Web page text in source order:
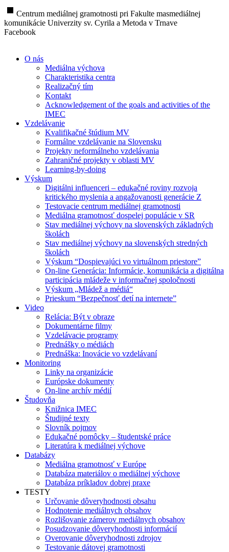
stop Centrum mediálnej gramotnosti pri Fakulte masmediálnej
komunikácie Univerzity sv. Cyrila a Metoda v Trnave
Facebook
O nás
Mediálna výchova
Charakteristika centra
Realizačný tím
Kontakt
Acknowledgement of the goals and activities of the
IMEC
Vzdelávanie
Kvalifikačné štúdium MV
Formálne vzdelávanie na Slovensku
Projekty neformálneho vzdelávania
Zahraničné projekty v oblasti MV
Learning-by-doing
Výskum
Digitálni influenceri – edukačné roviny rozvoja
kritického myslenia a angažovanosti generácie Z
Testovacie centrum mediálnej gramotnosti
Mediálna gramotnosť dospelej populácie v SR
Stav mediálnej výchovy na slovenských základných
školách
Stav mediálnej výchovy na slovenských stredných
školách
Výskum “Dospievajúci vo virtuálnom priestore”
On-line Generácia: Informácie, komunikácia a digitálna
participácia mládeže v informačnej spoločnosti
Výskum „Mládež a médiá“
Prieskum “Bezpečnosť detí na internete”
Video
Relácia: Být v obraze
Dokumentárne filmy
Vzdelávacie programy
Prednášky o médiách
Prednáška: Inovácie vo vzdelávaní
Monitoring
Linky na organizácie
Európske dokumenty
On-line archív médií
Študovňa
Knižnica IMEC
Študijné texty
Slovník pojmov
Edukačné pomôcky – študentské práce
Literatúra k mediálnej výchove
Databázy
Mediálna gramotnosť v Európe
Databáza materiálov o mediálnej výchove
Databáza príkladov dobrej praxe
TESTY
Určovanie dôveryhodnosti obsahu
Hodnotenie mediálnych obsahov
Rozlišovanie zámerov mediálnych obsahov
Posudzovanie dôveryhodnosti informácií
Overovanie dôveryhodnosti zdrojov
Testovanie dátovej gramotnosti